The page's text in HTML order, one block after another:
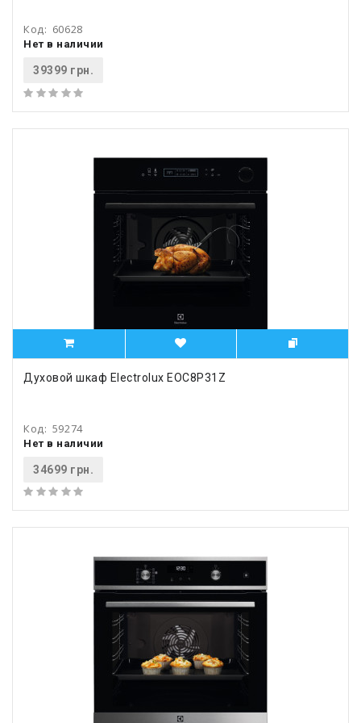
Код: 60628
Нет в наличии
39399 грн.
Духовой шкаф Electrolux EOC8P31Z
Код: 59274
Нет в наличии
34699 грн.